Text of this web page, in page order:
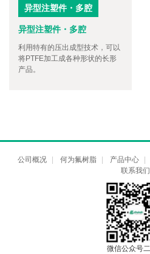
异型注塑件・多腔
异型注塑件・多腔
利用特有的压出成型技术，可以
将PTFE加工成各种形状的长形
产品。
公司概况 何为氟树脂 产品中心
联系我们
微信公众号